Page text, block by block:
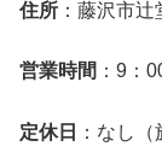
住所 ：藤沢市
営業時間 ：9：
定休日 ：なし（